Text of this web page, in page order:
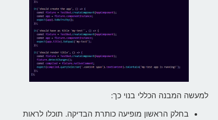
למעשה המבנה הכללי בנוי כך:
בחלק הראשון מופיעה כותרת הבדיקה. תוכלו לראות